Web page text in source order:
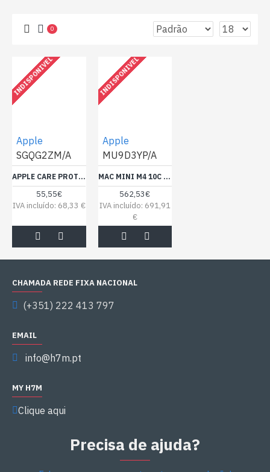
0
INDISPONIVEL
Apple
SGQG2ZM/A
APPLE CARE PROTECTION PLAN FOR MAC MINI
55,55€
IVA incluído: 68,33 €
INDISPONIVEL
Apple
MU9D3YP/A
MAC MINI M4 10C CPU/10C GPU 16GB/256GB
562,53€
IVA incluído: 691,91
€
CHAMADA REDE FIXA NACIONAL
(+351) 222 413 797
EMAIL
info@h7m.pt
MY H7M
Clique aqui
Precisa de ajuda?